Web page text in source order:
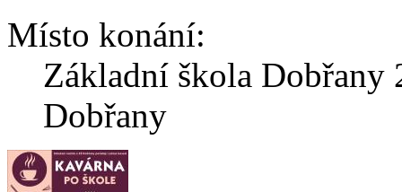
Místo konání:
Základní škola Dobřany
Dobřany